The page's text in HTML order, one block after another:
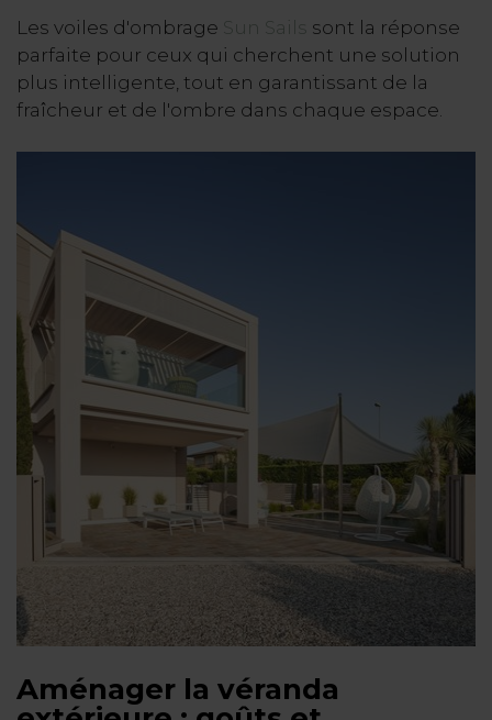
Les voiles d'ombrage Sun Sails
sont la réponse
parfaite pour ceux qui cherchent une solution
plus intelligente, tout en garantissant de la
fraîcheur et de l'ombre dans chaque espace.
Aménager la véranda